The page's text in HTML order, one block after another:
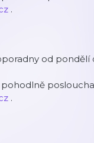
.
od pondělí
.